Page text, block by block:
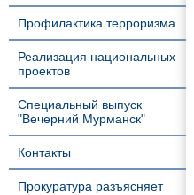
Профилактика терроризма
Реализация национальных
проектов
Специальный выпуск
"Вечерний Мурманск"
Контакты
Прокуратура разъясняет